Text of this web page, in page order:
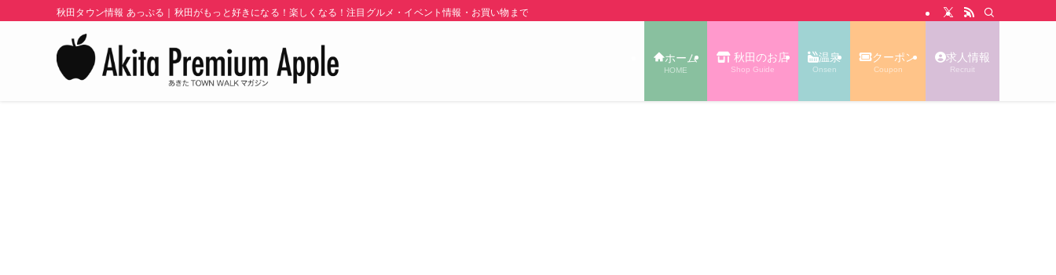
秋田タウン情報 あっぷる｜秋田がもっと好きになる！楽しくなる！注目グルメ・イベント情報・お買い物まで秋田の旬の街ネタをご紹介！ | あきた TOWN WALK あっぷる｜秋田タウン情報
ホーム
HOME
秋田のお店
Shop Guide
温泉
Onsen
クーポン
Coupon
求人情報
Recruit